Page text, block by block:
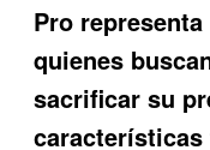
Pro
quienes
sacrificar su